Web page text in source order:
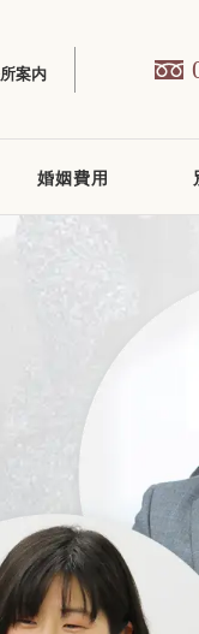
案内
婚姻費用